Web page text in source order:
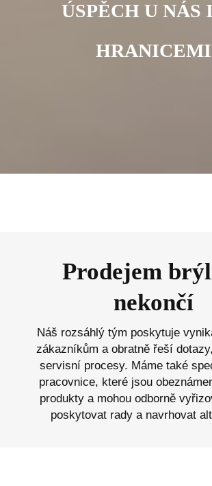
ÚSPĚCH U NÁS
HRANICEMI
Prodejem
nekončí
Náš rozsáhlý tým poskytuje
zákazníkům a obratně řeší
servisní procesy. Máme také
pracovnice, které jsou
produkty a mohou odborně
poskytovat rady a navrhovat